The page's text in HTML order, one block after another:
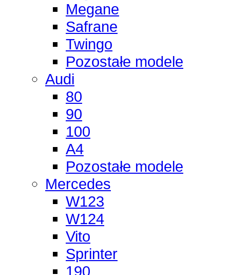
Megane
Safrane
Twingo
Pozostałe modele
Audi
80
90
100
A4
Pozostałe modele
Mercedes
W123
W124
Vito
Sprinter
190